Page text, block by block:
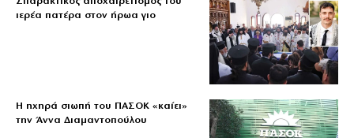
ιερέα πατέρα στον ήρωα γιο
Η ηχηρά σιωπή του ΠΑΣΟΚ «καίει»
την Άννα Διαμαντοπούλου